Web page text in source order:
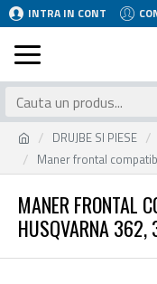
INTRA IN CONT
DRUJBE SI PIESE
Maner frontal
MANER FRONTAL
HUSQVARNA